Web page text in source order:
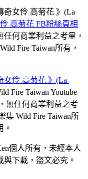
奇女伶 高菊花 》(La
高菊花 FB粉絲頁相
何商業利益之考量，
Fire Taiwan所有，
女伶 高菊花 》(La
Fire Taiwan Youtube
無任何商業利益之考
集 Wild Fire Taiwan所
。
個人所有，未經本人
下載，盜文必究。